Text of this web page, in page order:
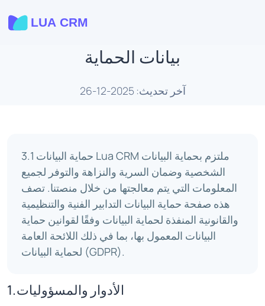
بيانات الحماية
آخر تحديث: 2025-12-26
3.1 حماية البيانات Lua CRM ملتزم بحماية البيانات
الشخصية وضمان السرية والنزاهة والتوفر لجميع
المعلومات التي يتم معالجتها من خلال منصتنا. تصف
هذه صفحة حماية البيانات التدابير الفنية والتنظيمية
والقانونية المنفذة لحماية البيانات وفقًا لقوانين حماية
البيانات المعمول بها، بما في ذلك اللائحة العامة
لحماية البيانات (GDPR).
1. الأدوار والمسؤوليات